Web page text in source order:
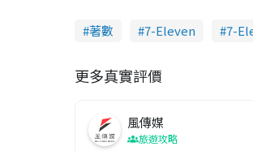
著數 7-Eleven 7-
更多真實評價
風傳媒
旅遊攻略